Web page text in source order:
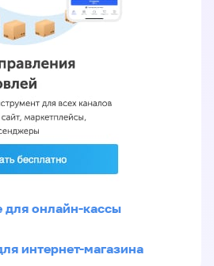
для онлайн-кассы
интернет-магазина